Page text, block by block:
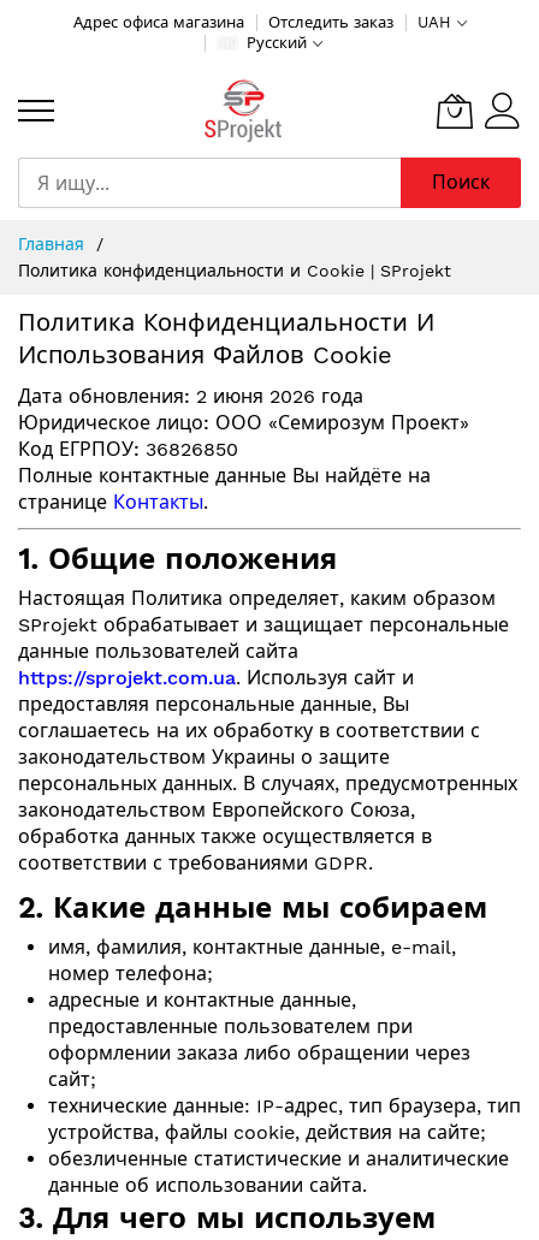
Адрес офиса магазина Отследить заказ
UAH
Русский
Поиск
Content
Главная
Политика конфиденциальности и Cookie | SProjekt
Политика Конфиденциальности И
Использования Файлов Cookie
Дата обновления: 2 июня 2026 года
Юридическое лицо: ООО «Семирозум Проект»
Код ЕГРПОУ: 36826850
Полные контактные данные Вы найдёте на
странице Контакты.
1. Общие положения
Настоящая Политика определяет, каким образом
SProjekt обрабатывает и защищает персональные
данные пользователей сайта
https://sprojekt.com.ua. Используя сайт и
предоставляя персональные данные, Вы
соглашаетесь на их обработку в соответствии с
законодательством Украины о защите
персональных данных. В случаях, предусмотренных
законодательством Европейского Союза,
обработка данных также осуществляется в
соответствии с требованиями GDPR.
2. Какие данные мы собираем
имя, фамилия, контактные данные, e-mail,
номер телефона;
адресные и контактные данные,
предоставленные пользователем при
оформлении заказа либо обращении через
сайт;
технические данные: IP-адрес, тип браузера, тип
устройства, файлы cookie, действия на сайте;
обезличенные статистические и аналитические
данные об использовании сайта.
3. Для чего мы используем